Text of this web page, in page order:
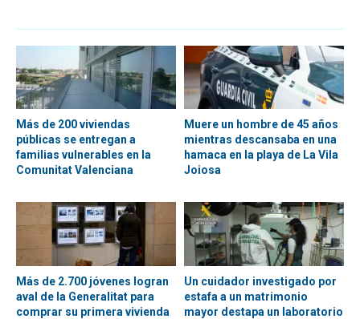
Más de 200 viviendas
públicas se entregan a
familias vulnerables en la
Comunitat Valenciana
Muere un hombre de 45 años
mientras descansaba en una
hamaca en la playa de La Vila
Joiosa
Más de 2.700 jóvenes logran
aval de la Generalitat para
comprar su primera vivienda
Un cuidador investigado por
estafa a un matrimonio
mayor destapa un laboratorio